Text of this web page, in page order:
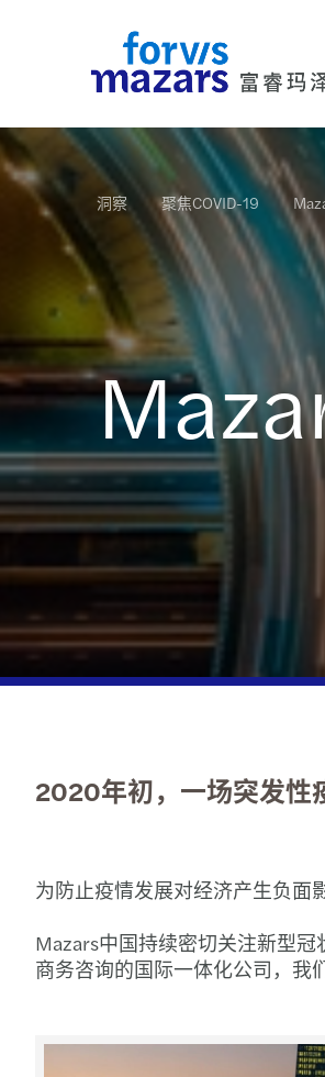
行业
更多详情
服务
富睿玛泽为广大各行业客
包括审计、会计、税务及法
更多详情
洞察
您可以在此找到我们所有
最新消息，企业刊物，小
更多详情
关于我们
您可以在此找到富睿玛泽
队领导以及富睿玛泽的价值
更多详情
联系我们
您可以在此找到我们的团
们发送信息。
更多详情
洞察 聚焦COVID-19
2020年初，一场突发性
为防止疫情发展对经济产生负面
Mazars中国持续密切关注新型
商务咨询的国际一体化公司，我